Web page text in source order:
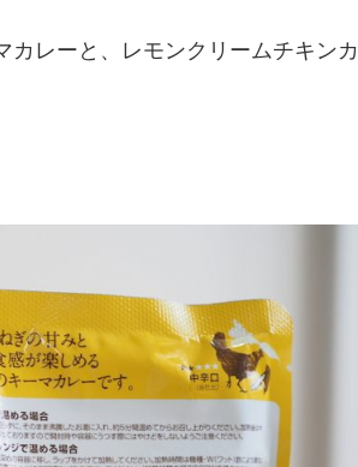
レーと、レモンクリームチキンカ